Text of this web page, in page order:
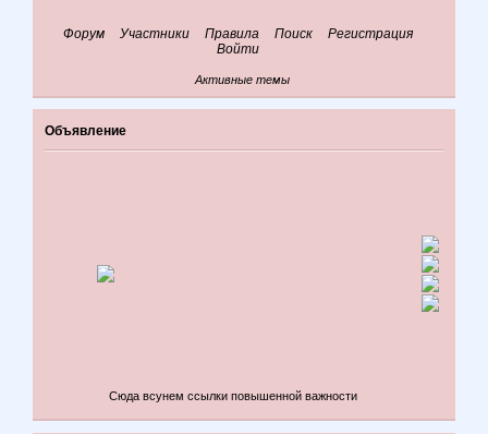
Форум Участники Правила Поиск
Регистрация
Войти
Активные темы
Объявление
Сюда всунем ссылки повышенной важности